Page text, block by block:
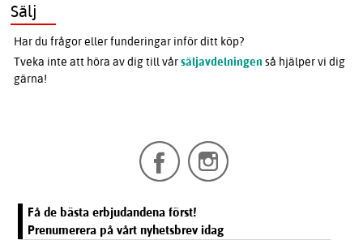
Sälj
Har du frågor eller funderingar inför ditt köp?
Tveka inte att höra av dig till vårsäljavdelningen så hjälper vi dig
gärna!
Få de bästa erbjudandena först!
Prenumerera på vårt nyhetsbrev idag